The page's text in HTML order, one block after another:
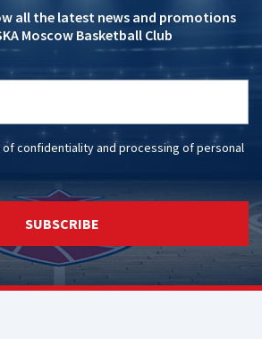
all the latest news and promotions
Moscow Basketball Club
confidentialityandprocessing of personal
SUBSCRIBE